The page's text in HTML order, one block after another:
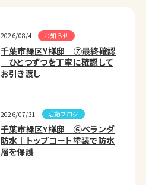
2026/08/4 お知らせ
千葉市緑区Y様邸｜⑦最終確認
｜ひとつずつを丁寧に確認して
お引き渡し
2026/07/31 活動ブログ
千葉市緑区Y様邸｜⑥ベランダ
防水｜トップコート塗装で防水
層を保護